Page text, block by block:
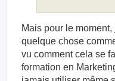
Mais pour le
quelque chose
vu comment cela se
formation en